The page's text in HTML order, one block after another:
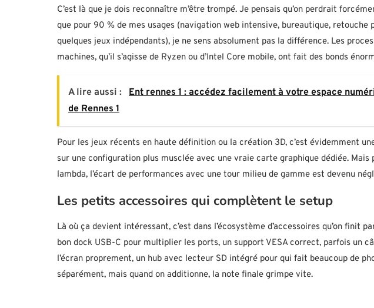
C’est là que je dois reconnaître m’être trompé. Je pensais qu’on perdrait
que pour 90 % de mes usages (navigation web intensive, bureautique, retouche
quelques jeux indépendants), je ne sens absolument pas la différence. Les
machines, qu’il s’agisse de Ryzen ou d’Intel Core mobile, ont fait des bonds
A lire aussi : Ent rennes 1 : accédez facilement à votre espace
de Rennes 1
Pour les jeux récents en haute définition ou la création 3D, c’est évidemment
sur une configuration plus musclée avec une vraie carte graphique dédiée.
lambda, l’écart de performances avec une tour milieu de gamme est devenu
Les petits accessoires qui complètent le setup
Là où ça devient intéressant, c’est dans l’écosystème d’accessoires qu’on finit
bon dock USB-C pour multiplier les ports, un support VESA correct, parfois un
l’écran proprement, un hub avec lecteur SD intégré pour qui fait beaucoup de
séparément, mais quand on additionne, la note finale grimpe vite.